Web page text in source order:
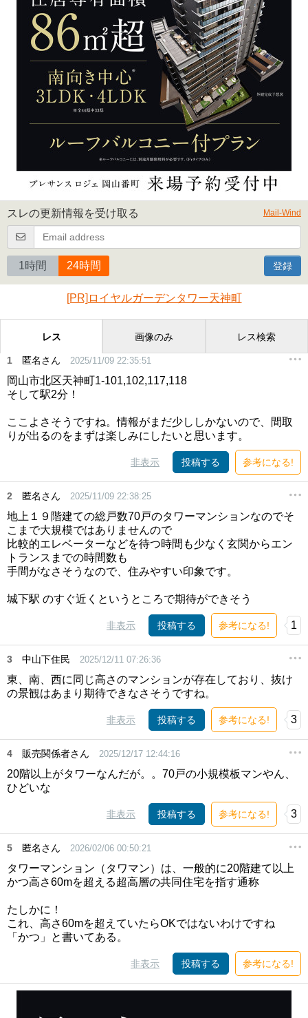
スレの更新情報を受け取る Mail-Wind
1時間 24時間 登録
[PR]ロイヤルガーデンタワー天神町
レス 画像のみ レス検索
1 匿名さん 2025/11/09 22:35:51
岡山市北区天神町1-101,102,117,118
そして駅2分！
ここよさそうですね。情報がまだ少ししかないので、間取
りが出るのをまずは楽しみにしたいと思います。
非表示 投稿する 参考になる!
2 匿名さん 2025/11/09 22:38:25
地上１９階建ての総戸数70戸のタワーマンションなのでそ
こまで大規模ではありませんので
比較的エレベーターなどを待つ時間も少なく玄関からエン
トランスまでの時間数も
手間がなさそうなので、住みやすい印象です。
城下駅 のすぐ近くというところで期待ができそう
非表示 投稿する 参考になる! 1
3 中山下住民 2025/12/11 07:26:36
東、南、西に同じ高さのマンションが存在しており、抜け
の景観はあまり期待できなさそうですね。
非表示 投稿する 参考になる! 3
4 販売関係者さん 2025/12/17 12:44:16
20階以上がタワーなんだが。。70戸の小規模板マンやん、
ひどいな
非表示 投稿する 参考になる! 3
5 匿名さん 2026/02/06 00:50:21
タワーマンション（タワマン）は、一般的に20階建て以上
かつ高さ60mを超える超高層の共同住宅を指す通称
たしかに！
これ、高さ60mを超えていたらOKではないわけですね
「かつ」と書いてある。
非表示 投稿する 参考になる!